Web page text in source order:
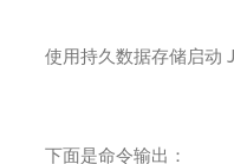
使用持久数据存储启动
下面是命令输出：